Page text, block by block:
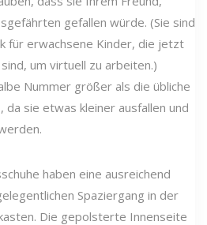
gefallen würde. (Sie sind
für erwachsene Kinder, die jetzt
um virtuell zu arbeiten.)
Nummer größer als die übliche
da sie etwas kleiner ausfallen und
haben eine ausreichend
Spaziergang in der
Die gepolsterte Innenseite